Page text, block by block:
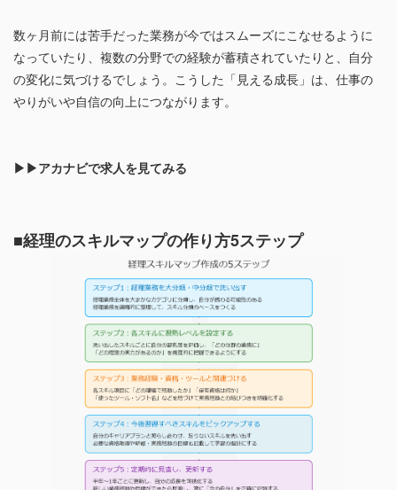
数ヶ月前には苦手だった業務が今ではスムーズにこなせるように
なっていたり、複数の分野での経験が蓄積されていたりと、自分
の変化に気づけるでしょう。こうした「見える成長」は、仕事の
やりがいや自信の向上につながります。
▶▶アカナビで求人を見てみる
■経理のスキルマップの作り方5ステップ